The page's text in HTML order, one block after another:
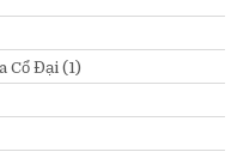
Cổ Đại (1)